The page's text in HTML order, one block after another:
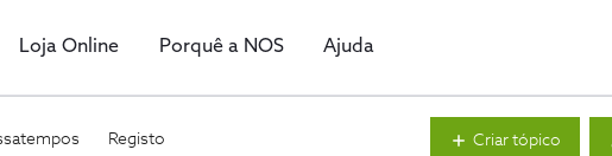
Loja Online Porquê a NOS Ajuda
Registo Criar tópico